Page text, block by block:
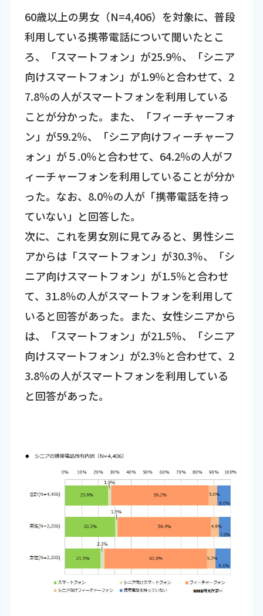
60歳以上の男女（N=4,406）を対象に、普段
利用している携帯電話について聞いたとこ
ろ、「スマートフォン」が25.9％、「シニア
向けスマートフォン」が1.9％と合わせて、2
7.8％の人がスマートフォンを利用している
ことが分かった。また、「フィーチャーフォ
ン」が59.2％、「シニア向けフィーチャーフ
ォン」が５.0％と合わせて、64.2％の人がフ
ィーチャーフォンを利用していることが分か
った。なお、8.0％の人が「携帯電話を持っ
ていない」と回答した。
次に、これを男女別に見てみると、男性シニ
アからは「スマートフォン」が30.3％、「シ
ニア向けスマートフォン」が1.5％と合わせ
て、31.8％の人がスマートフォンを利用して
いると回答があった。また、女性シニアから
は、「スマートフォン」が21.5％、「シニア
向けスマートフォン」が2.3％と合わせて、2
3.8％の人がスマートフォンを利用している
と回答があった。